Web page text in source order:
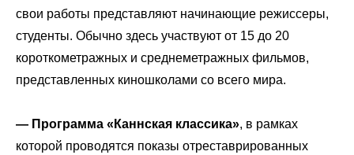
свои работы представляют начинающие режиссеры,
студенты. Обычно здесь участвуют от 15 до 20
короткометражных и среднеметражных фильмов,
представленных киношколами со всего мира.
— Программа «Каннская классика», в рамках
которой проводятся показы отреставрированных